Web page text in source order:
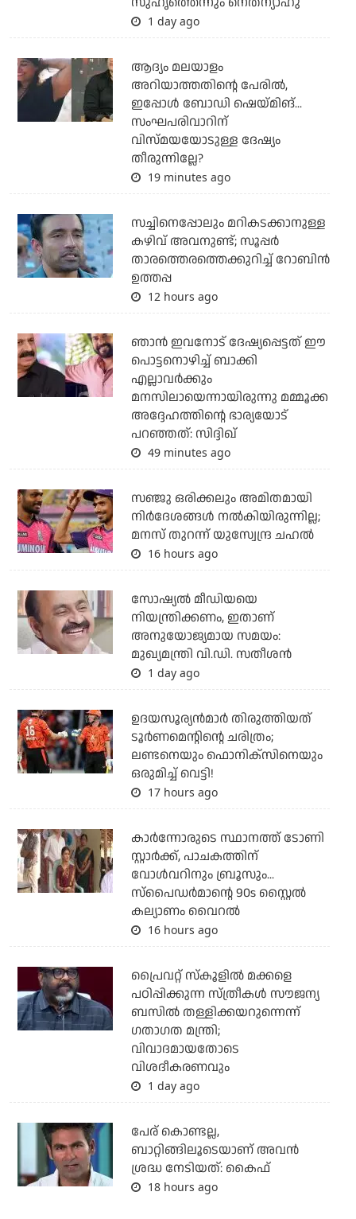
1 day ago
ആദ്യം മലയാളം
അറിയാത്തതിന്റെ പേരില്‍,
ഇപ്പോള്‍ ബോഡി ഷെയ്മിങ്...
സംഘപരിവാറിന്
വിസ്മയയോടുള്ള ദേഷ്യം
തീരുന്നില്ലേ?
19 minutes ago
സച്ചിനെപ്പോലും മറികടക്കാനുള്ള
കഴിവ് അവനുണ്ട്; സൂപ്പര്‍
താരത്തെരത്തെക്കുറിച്ച് റോബിന്‍
ഉത്തപ്പ
12 hours ago
ഞാന്‍ ഇവനോട് ദേഷ്യപ്പെട്ടത് ഈ
പൊട്ടനൊഴിച്ച് ബാക്കി
എല്ലാവര്‍ക്കും
മനസിലായെന്നായിരുന്നു മമ്മൂക്ക
അദ്ദേഹത്തിന്റെ ഭാര്യയോട്
പറഞ്ഞത്: സിദ്ദിഖ്
49 minutes ago
സഞ്ജു ഒരിക്കലും അമിതമായി
നിര്‍ദേശങ്ങള്‍ നല്‍കിയിരുന്നില്ല;
മനസ് തുറന്ന് യുസ്വേന്ദ്ര ചഹല്‍
16 hours ago
സോഷ്യല്‍ മീഡിയയെ
നിയന്ത്രിക്കണം, ഇതാണ്
അനുയോജ്യമായ സമയം:
മുഖ്യമന്ത്രി വി.ഡി. സതീശന്‍
1 day ago
ഉദയസൂര്യന്‍മാര്‍ തിരുത്തിയത്
ടൂര്‍ണമെന്റിന്റെ ചരിത്രം;
ലണ്ടനെയും ഫൊനിക്‌സിനെയും
ഒരുമിച്ച് വെട്ടി!
17 hours ago
കാര്‍ന്നോരുടെ സ്ഥാനത്ത് ടോണി
സ്റ്റാര്‍ക്ക്, പാചകത്തിന്
വോള്‍വറിനും ബ്രൂസും...
സ്‌പൈഡര്‍മാന്റെ 90s സ്റ്റൈല്‍
കല്യാണം വൈറല്‍
16 hours ago
പ്രൈവറ്റ് സ്‌കൂളില്‍ മക്കളെ
പഠിപ്പിക്കുന്ന സ്ത്രീകള്‍ സൗജന്യ
ബസില്‍ തള്ളിക്കയറുന്നെന്ന്
ഗതാഗത മന്ത്രി;
വിവാദമായതോടെ
വിശദീകരണവും
1 day ago
പേര് കൊണ്ടല്ല,
ബാറ്റിങ്ങിലൂടെയാണ് അവൻ
ശ്രദ്ധ നേടിയത്: കൈഫ്
18 hours ago